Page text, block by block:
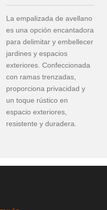
La empalizada de avellano
es una opción encantadora
para delimitar y embellecer
jardines y espacios
exteriores. Confeccionada
con ramas trenzadas,
proporciona privacidad y
un toque rústico en
espacio exteriores,
resistente y duradera.